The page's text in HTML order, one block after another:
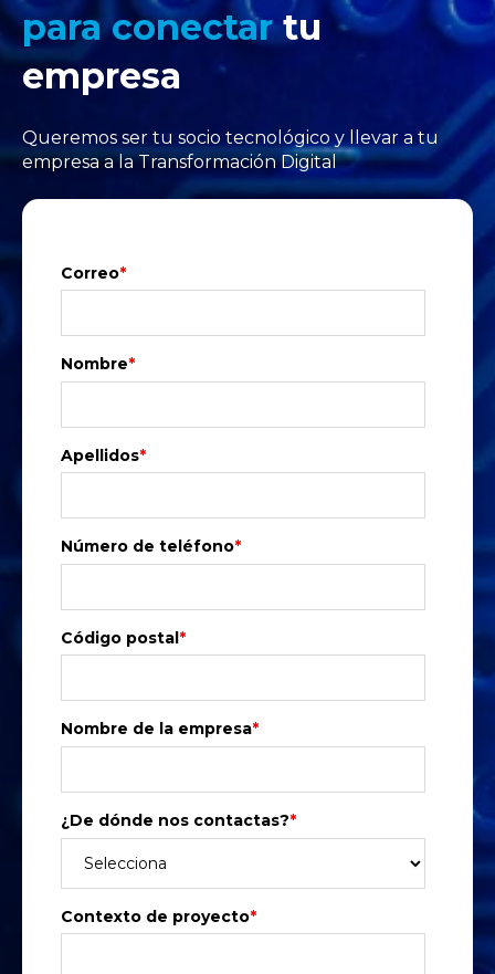
para conectartu
empresa
Queremos ser tu socio tecnológico y llevar a tu
empresa a la Transformación Digital
Correo*
Nombre*
Apellidos*
Número de teléfono*
Código postal*
Nombre de la empresa*
¿De dónde nos contactas?*
Contexto de proyecto*